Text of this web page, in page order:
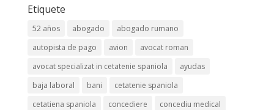
Etiquete
52 años abogado
abogado rumano
autopista de pago
avion
avocat roman
avocat specializat in cetatenie spaniola
ayudas
baja laboral
bani
cetatenie spaniola
cetatiena spaniola
concediere
concediu medical